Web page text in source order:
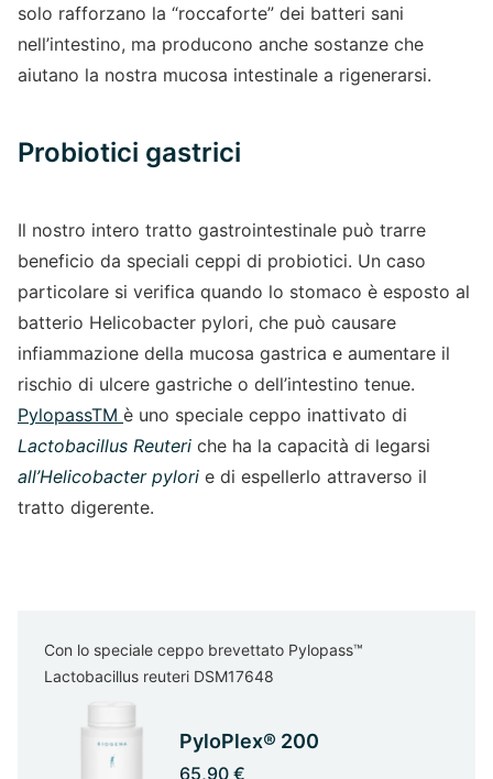
solo rafforzano la “roccaforte” dei batteri sani
nell’intestino, ma producono anche sostanze che
aiutano la nostra mucosa intestinale a rigenerarsi.
Probiotici gastrici
Il nostro intero tratto gastrointestinale può trarre
beneficio da speciali ceppi di probiotici. Un caso
particolare si verifica quando lo stomaco è esposto al
batterio Helicobacter pylori, che può causare
infiammazione della mucosa gastrica e aumentare il
rischio di ulcere gastriche o dell’intestino tenue.
PylopassTM è uno speciale ceppo inattivato di
Lactobacillus Reuteri che ha la capacità di legarsi
all’Helicobacter pylori e di espellerlo attraverso il
tratto digerente.
Con lo speciale ceppo brevettato Pylopass™
Lactobacillus reuteri DSM17648
PyloPlex® 200
65,90 €